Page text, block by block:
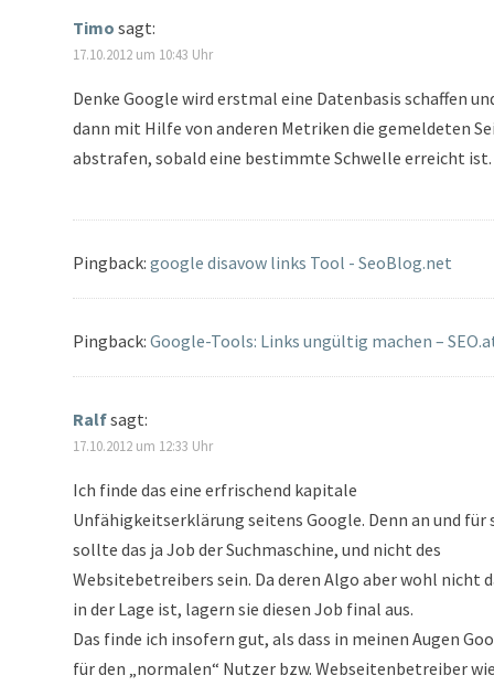
Timo sagt:
17.10.2012 um 10:43 Uhr
Denke Google wird erstmal eine Datenbasis schaffen
dann mit Hilfe von anderen Metriken die gemeldeten
abstrafen, sobald eine bestimmte Schwelle erreicht ist.
Pingback: google disavow links Tool - SeoBlog.net
Pingback: Google-Tools: Links ungültig machen –
Ralfsagt:
17.10.2012 um 12:33 Uhr
Ich finde das eine erfrischend kapitale
Unfähigkeitserklärung seitens Google. Denn an und für
sollte das ja Job der Suchmaschine, und nicht des
Websitebetreibers sein. Da deren Algo aber wohl nicht
in der Lage ist, lagern sie diesen Job final aus.
Das finde ich insofern gut, als dass in meinen Augen
für den „normalen“ Nutzer bzw. Webseitenbetreiber